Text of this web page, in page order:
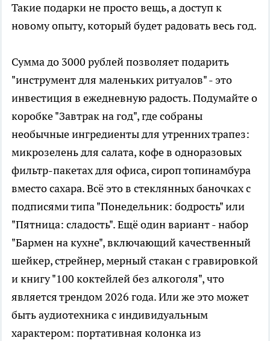
Такие подарки не просто вещь, а доступ к
новому опыту, который будет радовать весь год.
Сумма до 3000 рублей позволяет подарить
"инструмент для маленьких ритуалов" - это
инвестиция в ежедневную радость. Подумайте о
коробке "Завтрак на год", где собраны
необычные ингредиенты для утренних трапез:
микрозелень для салата, кофе в одноразовых
фильтр-пакетах для офиса, сироп топинамбура
вместо сахара. Всё это в стеклянных баночках с
подписями типа "Понедельник: бодрость" или
"Пятница: сладость". Ещё один вариант - набор
"Бармен на кухне", включающий качественный
шейкер, стрейнер, мерный стакан с гравировкой
и книгу "100 коктейлей без алкоголя", что
является трендом 2026 года. Или же это может
быть аудиотехника с индивидуальным
характером: портативная колонка из